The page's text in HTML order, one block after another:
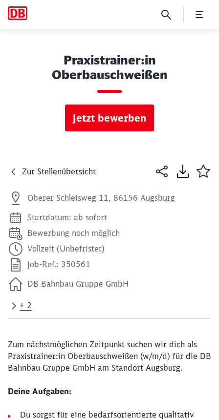
Praxistrainer:in
Oberbauschweißen
Jetzt bewerben
Zur Stellenübersicht
Oberer Schleisweg 11, 86156 Augsburg
Startdatum: ab sofort
Bewerbung noch möglich
Vollzeit (Unbefristet)
Job-Ref.: 350561
DB Bahnbau Gruppe GmbH
+ 2
Zum nächstmöglichen Zeitpunkt suchen wir dich als
Praxistrainer:in Oberbauschweißen (w/m/d) für die DB
Bahnbau Gruppe GmbH am Standort Augsburg.
Deine Aufgaben:
Du sorgst für eine bedarfsorientierte qualitativ